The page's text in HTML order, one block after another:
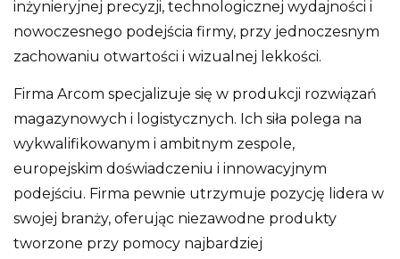
inżynieryjnej precyzji, technologicznej wydajności i
nowoczesnego podejścia firmy, przy jednoczesnym
zachowaniu otwartości i wizualnej lekkości.
Firma Arcom specjalizuje się w produkcji rozwiązań
magazynowych i logistycznych. Ich siła polega na
wykwalifikowanym i ambitnym zespole,
europejskim doświadczeniu i innowacyjnym
podejściu. Firma pewnie utrzymuje pozycję lidera w
swojej branży, oferując niezawodne produkty
tworzone przy pomocy najbardziej